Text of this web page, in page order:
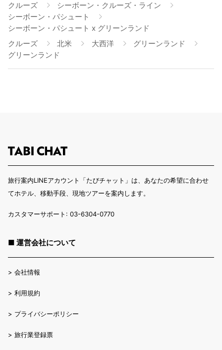
クルーズ
シーボーン・クルーズ・ライン
シーボーン・パシュート
シーボーン・パシュート x グリーンランド
クルーズ
北米 大西洋
グリーンランド
グリーンランド
旅行案内LINEアカウント「たびチャット」は、あなたの希望に合わせ
てホテル、移動手段、現地ツアーを案内します。
カスタマーサポート: 03-6304-0770
■ 運営会社について
> 会社情報
> 利用規約
> プライバシーポリシー
> 旅行業登録票